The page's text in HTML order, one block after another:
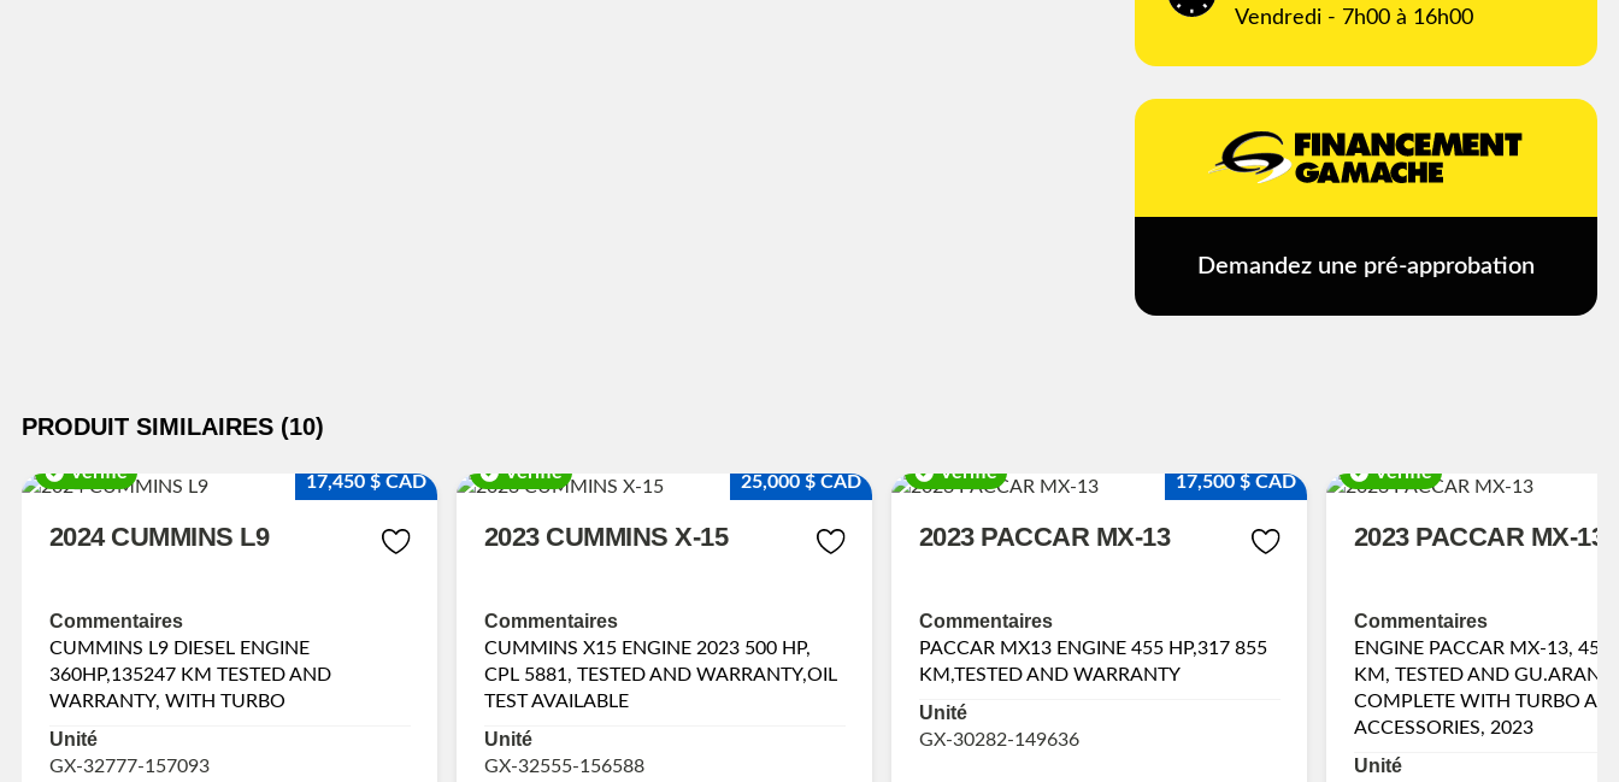
Vendredi - 7h00 à 16h00
Demandez une pré-approbation
PRODUIT SIMILAIRES (10)
Vérifié 17,450 $ CAD
2024 CUMMINS L9
Commentaires
CUMMINS L9 DIESEL ENGINE
360HP,135247 KM TESTED AND
WARRANTY, WITH TURBO
Unité
GX-32777-157093
Vérifié 25,000 $ CAD
2023 CUMMINS X-15
Commentaires
CUMMINS X15 ENGINE 2023 500 HP,
CPL 5881, TESTED AND WARRANTY,OIL
TEST AVAILABLE
Unité
GX-32555-156588
Vérifié 17,500 $ CAD
2023 PACCAR MX-13
Commentaires
PACCAR MX13 ENGINE 455 HP,317 855
KM,TESTED AND WARRANTY
Unité
GX-30282-149636
Vérifié
2023 PACCAR MX-13
Commentaires
ENGINE PACCAR MX-13, 450
KM, TESTED AND
COMPLETE WITH TURBO
ACCESSORIES, 2023
Unité